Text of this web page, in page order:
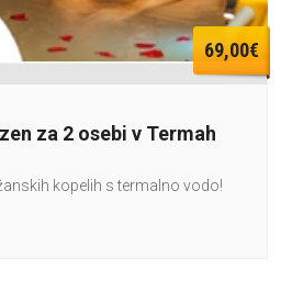
69,00€
za 2 osebi v Termah
kopelih s termalno vodo!